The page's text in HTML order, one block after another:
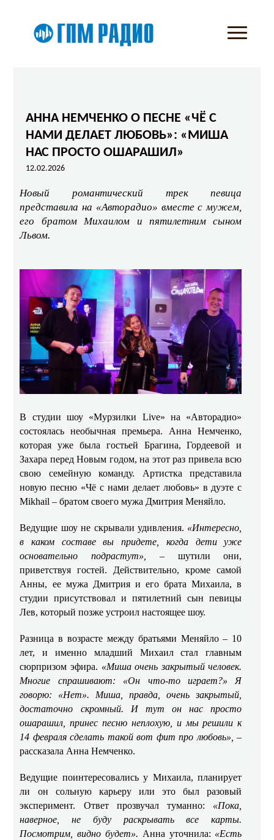
АННА НЕМЧЕНКО О ПЕСНЕ «ЧЁ С
НАМИ ДЕЛАЕТ ЛЮБОВЬ»: «МИША
НАС ПРОСТО ОШАРАШИЛ»
12.02.2026
Новый романтический трек певица
представила на «Авторадио» вместе с мужем,
его братом Михаилом и пятилетним сыном
Львом.
В студии шоу «Мурзилки Live» на «Авторадио»
состоялась необычная премьера. Анна Немченко,
которая уже была гостьей Брагина, Гордеевой и
Захара перед Новым годом, на этот раз привела всю
свою семейную команду. Артистка представила
новую песню «Чё с нами делает любовь» в дуэте с
Mikhail – братом своего мужа Дмитрия Меняйло.
Ведущие шоу не скрывали удивления. «Интересно,
в каком составе вы придете, когда дети уже
основательно подрастут», – шутили они,
приветствуя гостей. Действительно, кроме самой
Анны, ее мужа Дмитрия и его брата Михаила, в
студии присутствовал и пятилетний сын певицы
Лев, который позже устроил настоящее шоу.
Разница в возрасте между братьями Меняйло – 10
лет, и именно младший Михаил стал главным
сюрпризом эфира. «Миша очень закрытый человек.
Многие спрашивают: «Он что-то играет?» Я
говорю: «Нет». Миша, правда, очень закрытый,
достаточно скромный. И тут он нас просто
ошарашил, принес песню неплохую, и мы решили к
14 февраля сделать такой вот фит про любовь»,–
рассказала Анна Немченко.
Ведущие поинтересовались у Михаила, планирует
ли он сольную карьеру или это был разовый
эксперимент. Ответ прозвучал туманно: «Пока,
наверное, не буду раскрывать все карты.
Посмотрим, видно будет». Анна уточнила: «Есть